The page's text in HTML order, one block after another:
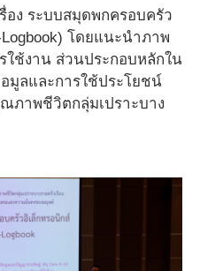
อง ระบบสมุดพกครอบครัว
โดยแนะนำภาพ
ใช้งาน ส่วนประกอบหลักใน
มูลและการใช้ประโยชน์
ภาพชีวิตกลุ่มเปราะบาง